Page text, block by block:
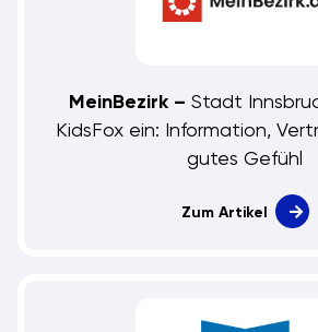
MeinBezirk – Stadt
KidsFox ein: Information,
gutes Gefühl
Zum Artikel